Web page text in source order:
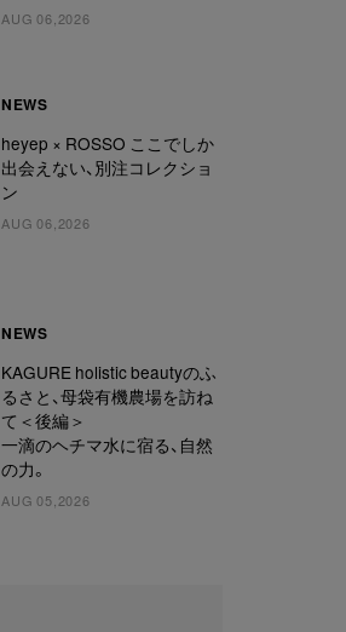
AUG 06,2026
NEWS
heyep × ROSSO ここでしか
出会えない、別注コレクショ
ン
AUG 06,2026
NEWS
KAGURE holistic beautyのふ
るさと、母袋有機農場を訪ね
て＜後編＞
一滴のヘチマ水に宿る、自然
の力。
AUG 05,2026